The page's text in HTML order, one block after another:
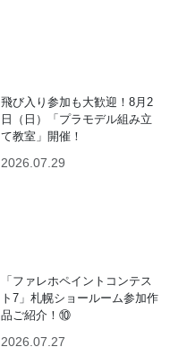
飛び入り参加も大歓迎！8月2
日（日）「プラモデル組み立
て教室」開催！
2026.07.29
「ファレホペイントコンテス
ト7」札幌ショールーム参加作
品ご紹介！⑩
2026.07.27